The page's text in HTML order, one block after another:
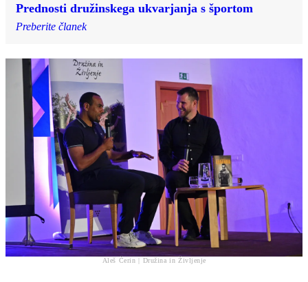
Prednosti družinskega ukvarjanja s športom
Preberite članek
Aleš Čerin | Družina in Življenje